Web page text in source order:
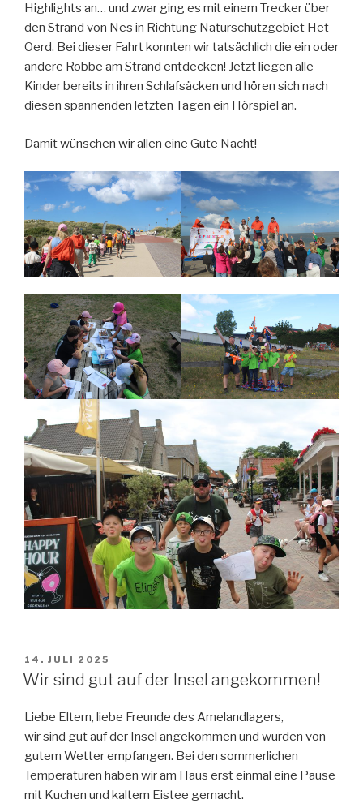
Highlights an… und zwar ging es mit einem Trecker über
den Strand von Nes in Richtung Naturschutzgebiet Het
Oerd. Bei dieser Fahrt konnten wir tatsächlich die ein oder
andere Robbe am Strand entdecken! Jetzt liegen alle
Kinder bereits in ihren Schlafsäcken und hören sich nach
diesen spannenden letzten Tagen ein Hörspiel an.
Damit wünschen wir allen eine Gute Nacht!
VERÖFFENTLICHT
AM
14. JULI 2025
Wir sind gut auf der Insel angekommen!
Liebe Eltern, liebe Freunde des Amelandlagers,
wir sind gut auf der Insel angekommen und wurden von
gutem Wetter empfangen. Bei den sommerlichen
Temperaturen haben wir am Haus erst einmal eine Pause
mit Kuchen und kaltem Eistee gemacht.